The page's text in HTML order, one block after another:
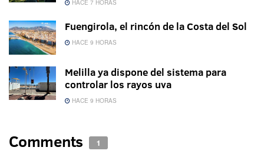
HACE 7 HORAS
Fuengirola, el rincón de la Costa del Sol
HACE 9 HORAS
Melilla ya dispone del sistema para
controlar los rayos uva
HACE 9 HORAS
Comments 1